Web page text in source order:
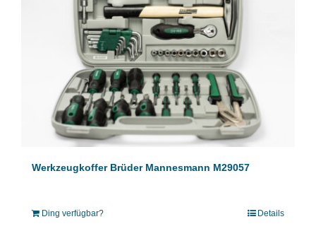
Werkzeugkoffer Brüder Mannesmann M29057
Ding verfügbar? Details